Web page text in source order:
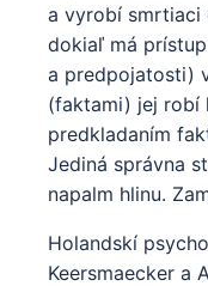
a vyrobí smrtiaci
dokiaľ má
a predpojatosti)
(faktami) jej robí
predkladaním
Jediná správna
napalm hlinu.
Holandskí
Keersmaecker a